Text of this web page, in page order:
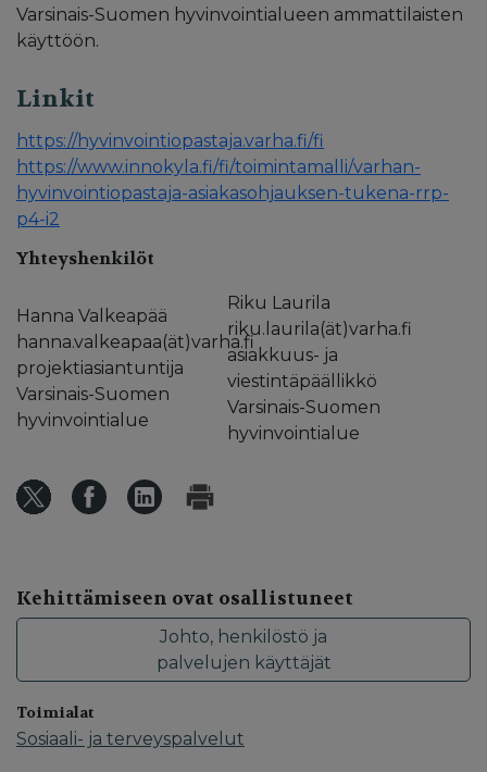
Varsinais-Suomen hyvinvointialueen ammattilaisten
käyttöön.
Linkit
https://hyvinvointiopastaja.varha.fi/fi
https://www.innokyla.fi/fi/toimintamalli/varhan-
hyvinvointiopastaja-asiakasohjauksen-tukena-rrp-
p4-i2
Yhteyshenkilöt
Hanna Valkeapää
hanna.valkeapaa(ät)varha.fi
projektiasiantuntija
Varsinais-Suomen
hyvinvointialue
Riku Laurila
riku.laurila(ät)varha.fi
asiakkuus- ja
viestintäpäällikkö
Varsinais-Suomen
hyvinvointialue
Kehittämiseen ovat osallistuneet
Johto, henkilöstö ja
palvelujen käyttäjät
Toimialat
Sosiaali- ja terveyspalvelut